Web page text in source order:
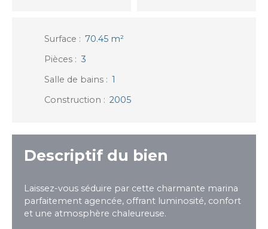
Surface : 70.45 m²
Pièces : 3
Salle de bains : 1
Construction : 2005
Descriptif du bien
Laissez-vous séduire par cette charmante marina
parfaitement agencée, offrant luminosité, confort
et une atmosphère chaleureuse.